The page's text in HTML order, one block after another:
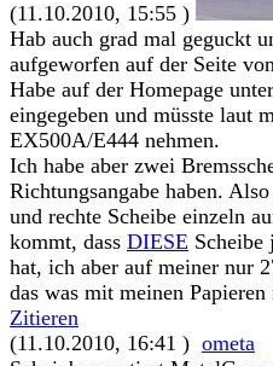
(11.10.2010, 15:55 )
Hab auch grad mal geguckt
aufgeworfen auf der Seite
Habe auf der Homepage
eingegeben und müsste laut
EX500A/E444 nehmen.
Ich habe aber zwei
Richtungsangabe haben.
und rechte Scheibe einzeln
kommt, dass DIESE Scheibe
hat, ich aber auf meiner nur
das was mit meinen
Zitieren
(11.10.2010, 16:41 ) ometa